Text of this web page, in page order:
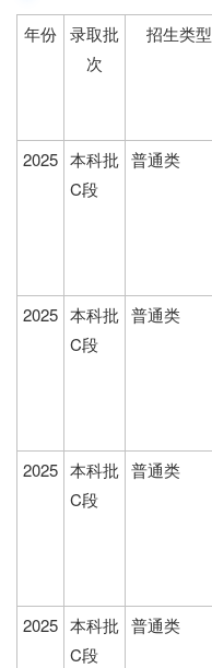
年份 录取批
次
招生类型
2025 本科批
C段
普通类
2025 本科批
C段
普通类
2025 本科批
C段
普通类
2025 本科批
C段
普通类